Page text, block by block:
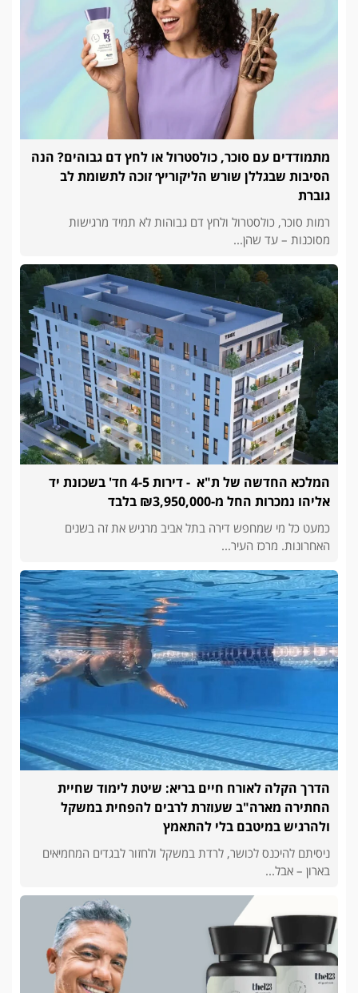
מתמודדים עם סוכר, כולסטרול או לחץ דם גבוהים? הנה
הסיבות שבגללן שורש הליקוריץ׳ זוכה לתשומת לב
גוברת
רמות סוכר, כולסטרול ולחץ דם גבוהות לא תמיד מרגישות
מסוכנות – עד שהן...
המלכא החדשה של ת"א - דירות 4-5 חד' בשכונת יד
אליהו נמכרות החל מ-₪3,950,000 בלבד
כמעט כל מי שמחפש דירה בתל אביב מרגיש את זה בשנים
האחרונות. מרכז העיר...
הדרך הקלה לאורח חיים בריא: שיטת לימוד שחיית
החתירה מארה"ב שעוזרת לרבים להפחית במשקל
ולהרגיש במיטבם בלי להתאמץ
ניסיתם להיכנס לכושר, לרדת במשקל ולחזור לבגדים המחמיאים
בארון – אבל...